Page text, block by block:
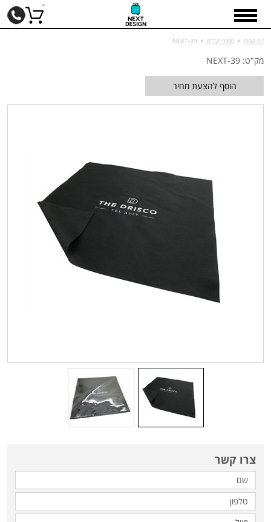
דף הבית > מוצרי קד"מ >
NEXT-39
מק"ט: NEXT-39
הוסף להצעת מחיר
צרו קשר